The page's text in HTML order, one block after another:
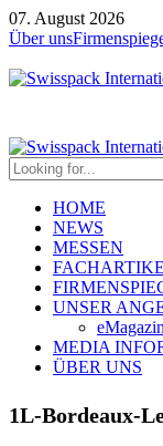
07. August 2026
Über uns
HOME
NEWS
MESSEN
UNSER
MEDIA
ÜBER UNS
1L-Bordeaux-